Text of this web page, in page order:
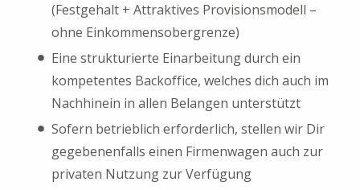
(Festgehalt + Attraktives Provisionsmodell –
ohne Einkommensobergrenze)
Eine strukturierte Einarbeitung durch ein
kompetentes Backoffice, welches dich auch im
Nachhinein in allen Belangen unterstützt
Sofern betrieblich erforderlich, stellen wir Dir
gegebenenfalls einen Firmenwagen auch zur
privaten Nutzung zur Verfügung